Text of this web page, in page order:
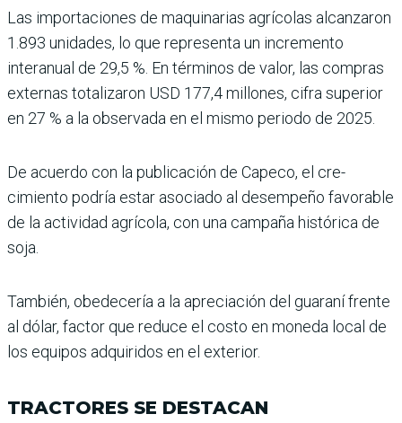
Las importaciones de maquinarias agrícolas alcanzaron
1.893 unidades, lo que representa un incre­mento
interanual de 29,5 %. En términos de valor, las compras
externas tota­lizaron USD 177,4 millo­nes, cifra superior
en 27 % a la observada en el mismo periodo de 2025.
De acuerdo con la publi­cación de Capeco, el cre­
cimiento podría estar asociado al desempeño favo­rable
de la actividad agrí­cola, con una campaña his­tórica de
soja.
También, obedecería a la apre­ciación del guaraní frente
al dólar, factor que reduce el costo en moneda local de
los equipos adquiridos en el exterior.
TRACTORES SE DESTACAN